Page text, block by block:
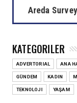
Areda
Ülkemizin
KATEGORILER
ADVERTORIAL ANA
GÜNDEM KADIN
TEKNOLOJI YAŞAM